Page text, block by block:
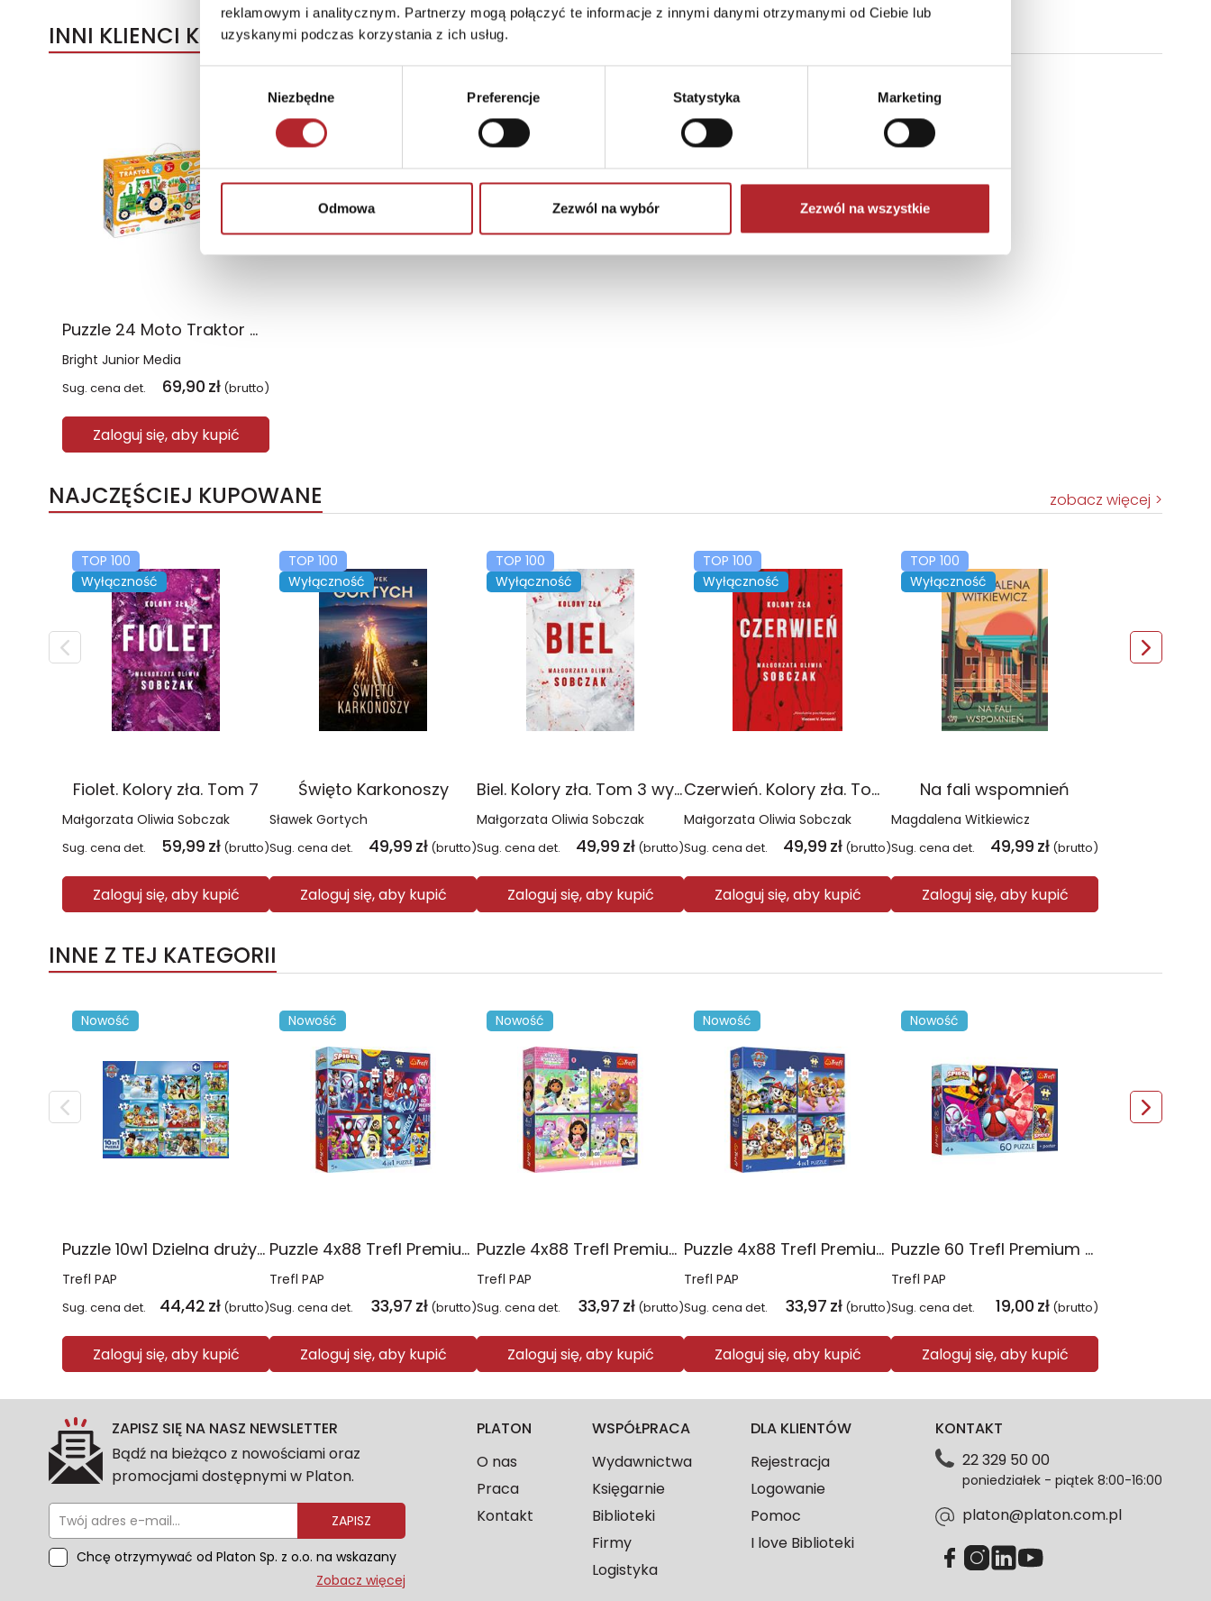
reklamowym i analitycznym. Partnerzy mogą połączyć te informacje z innymi danymi otrzymanymi od Ciebie lub
uzyskanymi podczas korzystania z ich usług.
Niezbędne Preferencje Statystyka Marketing
Odmowa Zezwól na wybór Zezwól na wszystkie
INNI KLIENCI KUPOWALI
Puzzle 24 Moto Traktor CzuCzu
Bright Junior Media
Sug. cena det. 69,90 zł (brutto)
Zaloguj się, aby kupić
NAJCZĘŚCIEJ KUPOWANE zobacz więcej
TOP 100
Wyłączność
Fiolet. Kolory zła. Tom 7
Małgorzata Oliwia Sobczak
Sug. cena det. 59,99 zł (brutto)
Zaloguj się, aby kupić
TOP 100
Wyłączność
Święto Karkonoszy
Sławek Gortych
Sug. cena det. 49,99 zł (brutto)
Zaloguj się, aby kupić
TOP 100
Wyłączność
Biel. Kolory zła. Tom 3 wyd. 2025
Małgorzata Oliwia Sobczak
Sug. cena det. 49,99 zł (brutto)
Zaloguj się, aby kupić
TOP 100
Wyłączność
Czerwień. Kolory zła. Tom 1 wyd. 2025
Małgorzata Oliwia Sobczak
Sug. cena det. 49,99 zł (brutto)
Zaloguj się, aby kupić
TOP 100
Wyłączność
Na fali wspomnień
Magdalena Witkiewicz
Sug. cena det. 49,99 zł (brutto)
Zaloguj się, aby kupić
INNE Z TEJ KATEGORII
Nowość
Puzzle 10w1 Dzielna drużyna Psiego Patrolu 96012
Trefl PAP
Sug. cena det. 44,42 zł (brutto)
Zaloguj się, aby kupić
Nowość
Puzzle 4x88 Trefl Premium Plus Kids Pajęczy dzień Spidey 34696
Trefl PAP
Sug. cena det. 33,97 zł (brutto)
Zaloguj się, aby kupić
Nowość
Puzzle 4x88 Trefl Premium Plus Kids Kocie harce Koci Domek Gabi 34694
Trefl PAP
Sug. cena det. 33,97 zł (brutto)
Zaloguj się, aby kupić
Nowość
Puzzle 4x88 Trefl Premium Plus Kids Psia Straż Psi Patrol 34693
Trefl PAP
Sug. cena det. 33,97 zł (brutto)
Zaloguj się, aby kupić
Nowość
Puzzle 60 Trefl Premium Plus Kids Niesamowita przygoda Spidey Marvel 17429
Trefl PAP
Sug. cena det. 19,00 zł (brutto)
Zaloguj się, aby kupić
ZAPISZ SIĘ NA NASZ NEWSLETTER
Bądź na bieżąco z nowościami oraz
promocjami dostępnymi w Platon.
ZAPISZ
Chcę otrzymywać od Platon Sp. z o.o. na wskazany
Zobacz więcej
PLATON
O nas
Praca
Kontakt
WSPÓŁPRACA
Wydawnictwa
Księgarnie
Biblioteki
Firmy
Logistyka
DLA KLIENTÓW
Rejestracja
Logowanie
Pomoc
I love Biblioteki
KONTAKT
22 329 50 00
poniedziałek - piątek 8:00-16:00
platon@platon.com.pl